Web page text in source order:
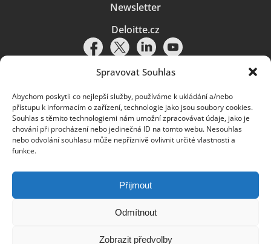
Spravovat Souhlas
Abychom poskytli co nejlepší služby, používáme k ukládání a/nebo
přístupu k informacím o zařízení, technologie jako jsou soubory cookies.
Souhlas s těmito technologiemi nám umožní zpracovávat údaje, jako je
chování při procházení nebo jedinečná ID na tomto webu. Nesouhlas
nebo odvolání souhlasu může nepříznivě ovlivnit určité vlastnosti a
funkce.
Přijmout
Odmítnout
Zobrazit předvolby
Newsletter
Deloitte.cz
Pravidla používání|Ochrana osobních údajů|Soubory cookies |
Deloitte.cz
© 2026. Více informací najdete vPravidlech používání.
Deloitte označuje jednu či více společností globální sítě členských
a přidružené subjekty (souhrnně „organizace Deloitte“). Společnost DTTL
(rovněž označovaná jako „Deloitte Global“) a každá z jejích členských
společností a jejich přidružených subjektů je samostatným a nezávislým
právním subjektem, který není oprávněn zavazovat nebo přijímat závazky
za jinou z těchto členských společností a jejich přidružených subjektů ve
pochybení, nikoli za jednání či pochybení jiných členských společností či